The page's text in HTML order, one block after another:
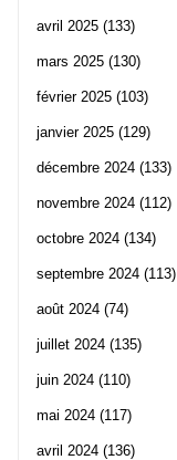
avril 2025 (133)
mars 2025 (130)
février 2025 (103)
janvier 2025 (129)
décembre 2024 (133)
novembre 2024 (112)
octobre 2024 (134)
septembre 2024 (113)
août 2024 (74)
juillet 2024 (135)
juin 2024 (110)
mai 2024 (117)
avril 2024 (136)